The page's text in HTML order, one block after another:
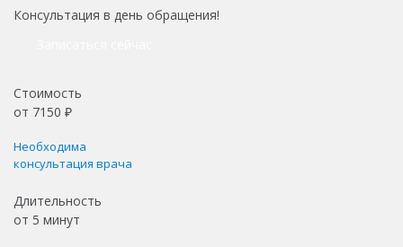
Консультация в день обращения!
Стоимость
от 7150 ₽
Необходима
консультация врача
Длительность
от 5 минут